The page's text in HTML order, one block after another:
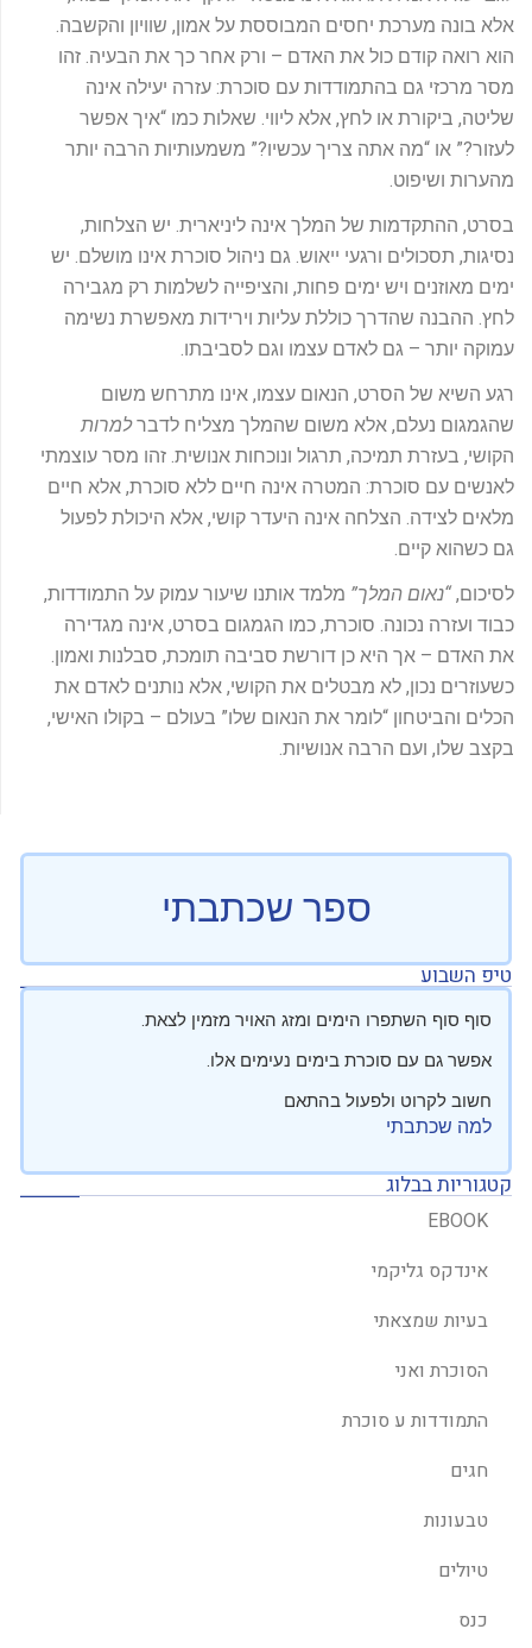
אלא בונה מערכת יחסים המבוססת על אמון, שוויון והקשבה.
הוא רואה קודם כול את האדם – ורק אחר כך את הבעיה. זהו
מסר מרכזי גם בהתמודדות עם סוכרת: עזרה יעילה אינה
שליטה, ביקורת או לחץ, אלא ליווי. שאלות כמו “איך אפשר
לעזור?” או “מה אתה צריך עכשיו?” משמעותיות הרבה יותר
מהערות ושיפוט.
בסרט, ההתקדמות של המלך אינה ליניארית. יש הצלחות,
נסיגות, תסכולים ורגעי ייאוש. גם ניהול סוכרת אינו מושלם. יש
ימים מאוזנים ויש ימים פחות, והציפייה לשלמות רק מגבירה
לחץ. ההבנה שהדרך כוללת עליות וירידות מאפשרת נשימה
עמוקה יותר – גם לאדם עצמו וגם לסביבתו.
רגע השיא של הסרט, הנאום עצמו, אינו מתרחש משום
שהגמגום נעלם, אלא משום שהמלך מצליח לדברלמרות
הקושי, בעזרת תמיכה, תרגול ונוכחות אנושית. זהו מסר עוצמתי
לאנשים עם סוכרת: המטרה אינה חיים ללא סוכרת, אלא חיים
מלאים לצידה. הצלחה אינה היעדר קושי, אלא היכולת לפעול
גם כשהוא קיים.
לסיכום, “נאום המלך” מלמד אותנו שיעור עמוק על התמודדות,
כבוד ועזרה נכונה. סוכרת, כמו הגמגום בסרט, אינה מגדירה
את האדם – אך היא כן דורשת סביבה תומכת, סבלנות ואמון.
כשעוזרים נכון, לא מבטלים את הקושי, אלא נותנים לאדם את
הכלים והביטחון “לומר את הנאום שלו” בעולם – בקולו האישי,
בקצב שלו, ועם הרבה אנושיות.
ספר שכתבתי
טיפ השבוע
סוף סוף השתפרו הימים ומזג האויר מזמין לצאת.
אפשר גם עם סוכרת בימים נעימים אלו.
חשוב לקרוט ולפעול בהתאם
למה שכתבתי
קטגוריות בבלוג
EBOOK
אינדקס גליקמי
בעיות שמצאתי
הסוכרת ואני
התמודדות ע סוכרת
חגים
טבעונות
טיולים
כנס